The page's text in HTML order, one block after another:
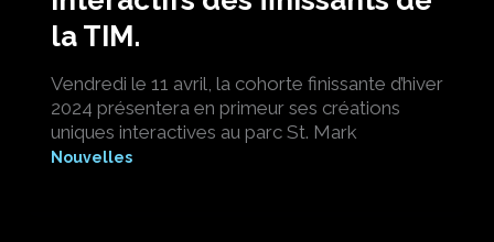
la TIM.
Vendredi le 11 avril, la cohorte finissante d’hiver
2024 présentera en primeur ses créations
uniques interactives au parc St. Mark
Nouvelles